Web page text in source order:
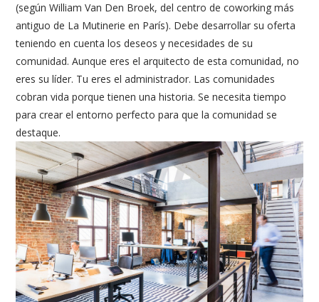
(según William Van Den Broek, del centro de coworking más
antiguo de La Mutinerie en París). Debe desarrollar su oferta
teniendo en cuenta los deseos y necesidades de su
comunidad. Aunque eres el arquitecto de esta comunidad, no
eres su líder. Tu eres el administrador. Las comunidades
cobran vida porque tienen una historia. Se necesita tiempo
para crear el entorno perfecto para que la comunidad se
destaque.